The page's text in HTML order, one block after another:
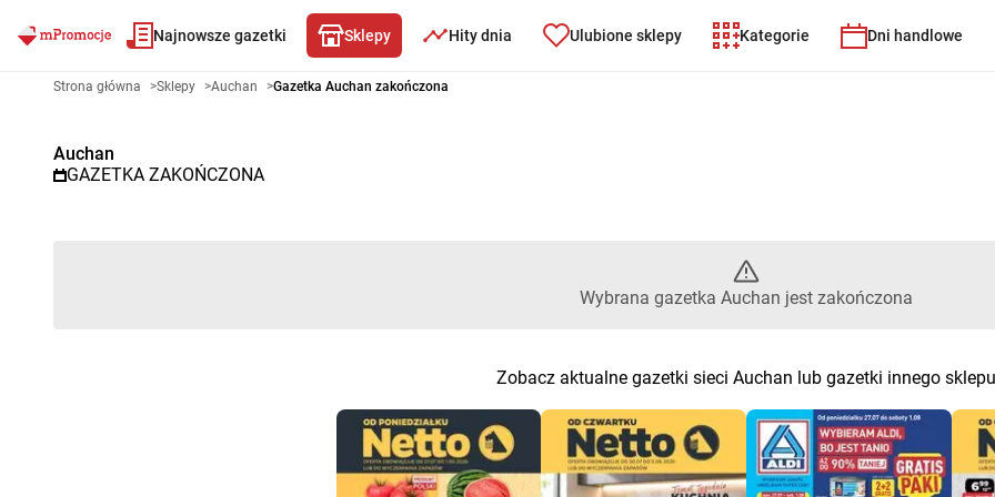
Najnowsze gazetki Sklepy Hity dnia Ulubione sklepy Kategorie Dni handlowe
Gazetka promocyjna Auchan – Wybrana gazetka Auchan jest
Strona główna >Sklepy >Auchan >Gazetka Auchan zakończona
Auchan
GAZETKA ZAKOŃCZONA
Wybrana gazetka Auchan jest zakończona
Zobacz aktualne gazetki sieci Auchan lub gazetki innego sklepu